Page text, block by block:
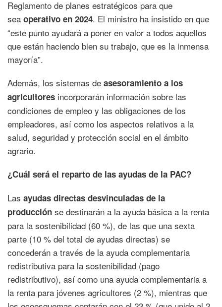
Reglamento de planes estratégicos para que
sea operativo en 2024. El ministro ha insistido en que
“este punto ayudará a poner en valor a todos aquellos
que están haciendo bien su trabajo, que es la inmensa
mayoría”.
Además, los sistemas de asesoramiento a los
agricultores incorporarán información sobre las
condiciones de empleo y las obligaciones de los
empleadores, así como los aspectos relativos a la
salud, seguridad y protección social en el ámbito
agrario.
¿Cuál será el reparto de las ayudas de la PAC?
Las ayudas directas desvinculadas de la
producción se destinarán a la ayuda básica a la renta
para la sostenibilidad (60 %), de las que una sexta
parte (10 % del total de ayudas directas) se
concederán a través de la ayuda complementaria
redistributiva para la sostenibilidad (pago
redistributivo), así como una ayuda complementaria a
la renta para jóvenes agricultores (2 %), mientras que